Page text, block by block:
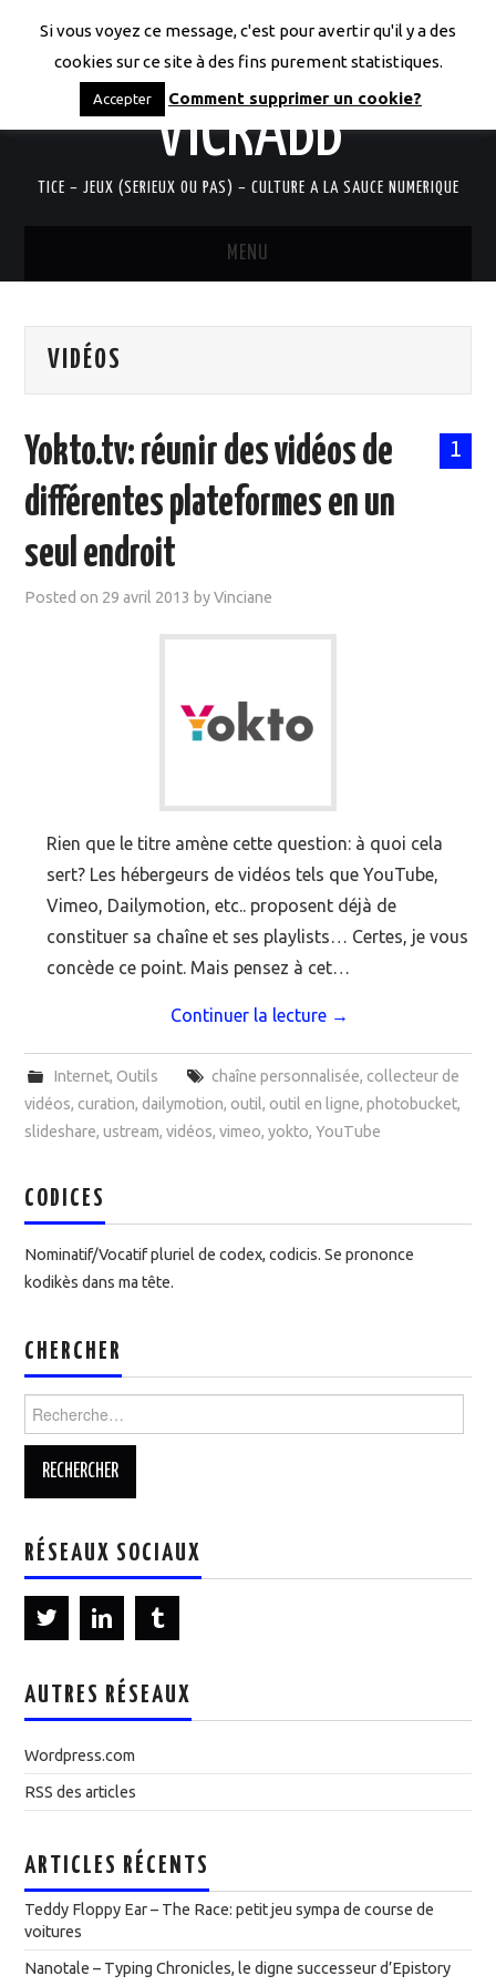
LES CODICES DE
VICRABB
TICE – JEUX (SERIEUX OU PAS) – CULTURE A LA SAUCE NUMERIQUE
MENU
QUI SUIS-JE?
DOCUMENTS
MOOC SUIVIS
EVÉNEMENTS
VIDÉOS
1
Yokto.tv: réunir des vidéos de
différentes plateformes en un
seul endroit
Posted on 29 avril 2013 byVinciane
Rien que le titre amène cette question: à quoi cela
sert? Les hébergeurs de vidéos tels que YouTube,
Vimeo, Dailymotion, etc.. proposent déjà de
constituer sa chaîne et ses playlists… Certes, je vous
concède ce point. Mais pensez à cet…
Continuer la lecture →
Internet, Outils chaîne personnalisée, collecteur de
vidéos, curation, dailymotion,outil,outil en ligne,photobucket,
slideshare,ustream,vidéos,vimeo,yokto,YouTube
CODICES
Nominatif/Vocatif pluriel de codex, codicis. Se prononce
kodikès dans ma tête.
CHERCHER
Rechercher :
RÉSEAUX SOCIAUX
AUTRES RÉSEAUX
Wordpress.com
RSS des articles
ARTICLES RÉCENTS
Teddy Floppy Ear – The Race: petit jeu sympa de course de
voitures
Nanotale – Typing Chronicles, le digne successeur d’Epistory
Si vous voyez ce message, c'est pour avertir qu'il y a des
cookies sur ce site à des fins purement statistiques.
Accepter Comment supprimer un cookie?